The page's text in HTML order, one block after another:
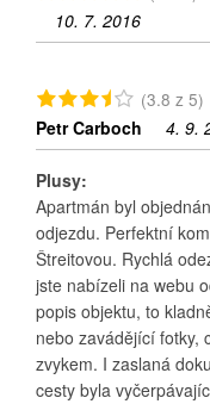
10. 7. 2016
(3.8 z 5)
Petr Carboch
4. 9.
Plusy:
Apartmán byl
odjezdu. Perfektní
Štreitovou. Rychlá
jste nabízeli na webu
popis objektu, to
nebo zavádějící fotky,
zvykem. I zaslaná
cesty byla